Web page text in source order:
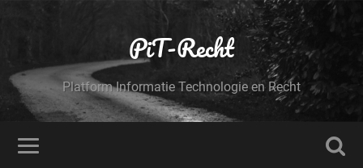
PiT-Recht
Platform Informatie Technologie en Recht